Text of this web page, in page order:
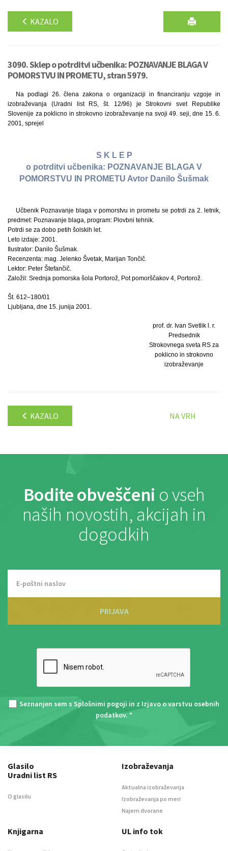
KAZALO
3090. Sklep o potrditvi učbenika: POZNAVANJE BLAGA V
POMORSTVU IN PROMETU, stran 5979.
Na podlagi 26. člena zakona o organizaciji in financiranju vzgoje in
izobraževanja (Uradni list RS, št. 12/96) je Strokovni svet Republike
Slovenije za poklicno in strokovno izobraževanje na svoji 49. seji, dne 15. 6.
2001, sprejel
S K L E P
o potrditvi učbenika: POZNAVANJE BLAGA V
POMORSTVU IN PROMETU Avtor Danilo Šušmak
Učbenik Poznavanje blaga v pomorstvu in prometu se potrdi za 2. letnik,
predmet: Poznavanje blaga, program: Plovbni tehnik.
Potrdi se za dobo petih šolskih let.
Leto izdaje: 2001.
Ilustrator: Danilo Šušmak.
Recenzenta: mag. Jelenko Švetak, Marijan Tončič.
Lektor: Peter Štefančič.
Založil: Srednja pomorska šola Portorož, Pot pomorščakov 4, Portorož.
Št. 612–180/01
Ljubljana, dne 15. junija 2001.
prof. dr. Ivan Svetlik l. r.
Predsednik
Strokovnega sveta RS za
poklicno in strokovno
izobraževanje
KAZALO NA VRH
Bodite obveščeni o vseh
naših novostih, akcijah in
dogodkih
PRIJAVA
Seznanjen sem s Splošnimi pogoji in z Izjavo o varstvu osebnih
podatkov. *
Glasilo
Uradni list RS
O glasilu
Izobraževanja
Aktualna izobraževanja
Izobraževanja po meri
Najem dvorane
Knjigarna UL info tok